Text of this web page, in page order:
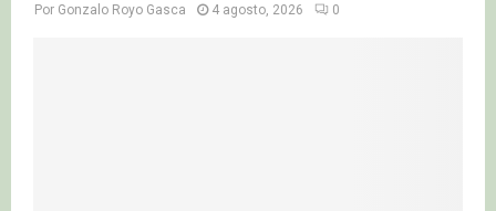
Por Gonzalo Royo Gasca 4 agosto, 2026 0